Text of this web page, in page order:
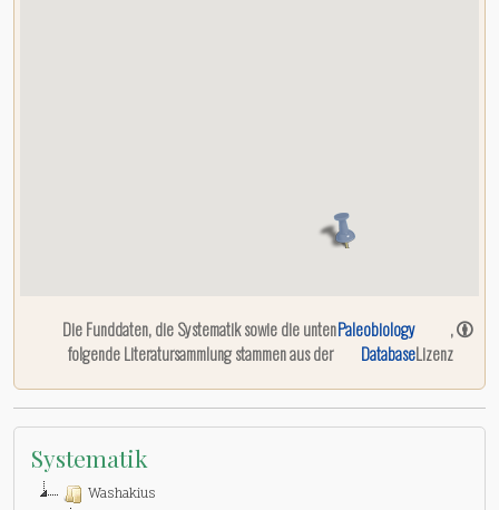
Die Funddaten, die Systematik sowie die unten
folgende Literatursammlung stammen aus der
Paleobiology
Database
,
Lizenz
Systematik
Washakius